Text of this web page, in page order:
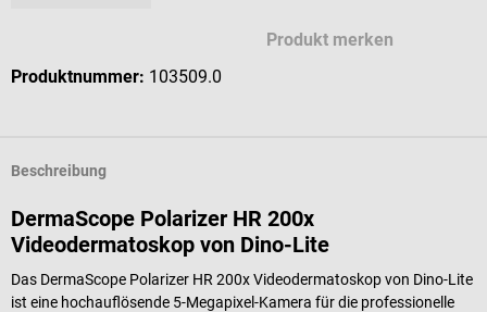
Produkt merken
Produktnummer: 103509.0
Beschreibung
DermaScope Polarizer HR 200x
Videodermatoskop von Dino-Lite
Das DermaScope Polarizer HR 200x Videodermatoskop von Dino-Lite
ist eine hochauflösende 5-Megapixel-Kamera für die professionelle